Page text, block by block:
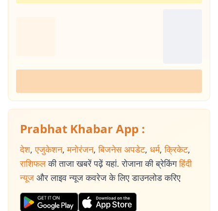
Prabhat Khabar App :
देश, एजुकेशन, मनोरंजन, बिजनेस अपडेट, धर्म, क्रिकेट,
राशिफल की ताजा खबरें पढ़ें यहां. रोजाना की ब्रेकिंग हिंदी
न्यूज और लाइव न्यूज कवरेज के लिए डाउनलोड करिए